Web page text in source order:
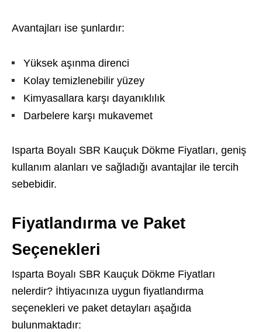
Avantajları ise şunlardır:
Yüksek aşınma direnci
Kolay temizlenebilir yüzey
Kimyasallara karşı dayanıklılık
Darbelere karşı mukavemet
Isparta Boyalı SBR Kauçuk Dökme Fiyatları, geniş
kullanım alanları ve sağladığı avantajlar ile tercih
sebebidir.
Fiyatlandırma ve Paket
Seçenekleri
Isparta Boyalı SBR Kauçuk Dökme Fiyatları
nelerdir? İhtiyacınıza uygun fiyatlandırma
seçenekleri ve paket detayları aşağıda
bulunmaktadır: